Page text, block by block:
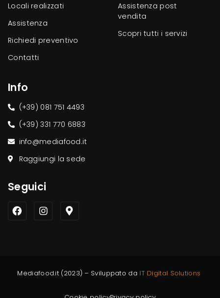
Locali realizzati
Assistenza
Richiedi preventivo
Contatti
Assistenza post
vendita
Scopri tutti i servizi
Info
(+39) 081 751 4493
(+39) 331 770 6883
info@mediafood.it
Raggiungi la sede
Seguici
Mediafood.it (2023) – Sviluppato da IT Digital Solutions